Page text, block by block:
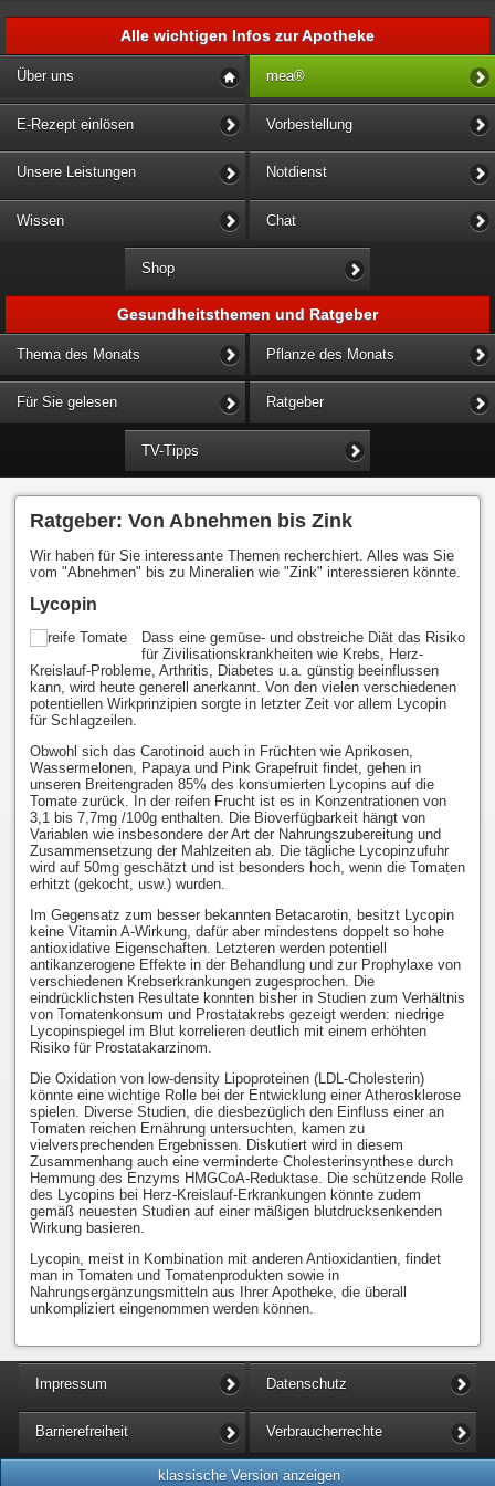
Alle wichtigen Infos zur Apotheke
Über uns mea®
E-Rezept einlösen Vorbestellung
Unsere Leistungen Notdienst
Wissen Chat
Shop
Gesundheitsthemen und Ratgeber
Thema des Monats Pflanze des Monats
Für Sie gelesen Ratgeber
TV-Tipps
Ratgeber: Von Abnehmen bis Zink
Wir haben für Sie interessante Themen recherchiert. Alles was Sie
vom "Abnehmen" bis zu Mineralien wie "Zink" interessieren könnte.
Lycopin
Dass eine gemüse- und obstreiche Diät das Risiko
für Zivilisationskrankheiten wie Krebs, Herz-
Kreislauf-Probleme, Arthritis, Diabetes u.a. günstig beeinflussen
kann, wird heute generell anerkannt. Von den vielen verschiedenen
potentiellen Wirkprinzipien sorgte in letzter Zeit vor allem Lycopin
für Schlagzeilen.
Obwohl sich das Carotinoid auch in Früchten wie Aprikosen,
Wassermelonen, Papaya und Pink Grapefruit findet, gehen in
unseren Breitengraden 85% des konsumierten Lycopins auf die
Tomate zurück. In der reifen Frucht ist es in Konzentrationen von
3,1 bis 7,7mg /100g enthalten. Die Bioverfügbarkeit hängt von
Variablen wie insbesondere der Art der Nahrungszubereitung und
Zusammensetzung der Mahlzeiten ab. Die tägliche Lycopinzufuhr
wird auf 50mg geschätzt und ist besonders hoch, wenn die Tomaten
erhitzt (gekocht, usw.) wurden.
Im Gegensatz zum besser bekannten Betacarotin, besitzt Lycopin
keine Vitamin A-Wirkung, dafür aber mindestens doppelt so hohe
antioxidative Eigenschaften. Letzteren werden potentiell
antikanzerogene Effekte in der Behandlung und zur Prophylaxe von
verschiedenen Krebserkrankungen zugesprochen. Die
eindrücklichsten Resultate konnten bisher in Studien zum Verhältnis
von Tomatenkonsum und Prostatakrebs gezeigt werden: niedrige
Lycopinspiegel im Blut korrelieren deutlich mit einem erhöhten
Risiko für Prostatakarzinom.
Die Oxidation von low-density Lipoproteinen (LDL-Cholesterin)
könnte eine wichtige Rolle bei der Entwicklung einer Atherosklerose
spielen. Diverse Studien, die diesbezüglich den Einfluss einer an
Tomaten reichen Ernährung untersuchten, kamen zu
vielversprechenden Ergebnissen. Diskutiert wird in diesem
Zusammenhang auch eine verminderte Cholesterinsynthese durch
Hemmung des Enzyms HMGCoA-Reduktase. Die schützende Rolle
des Lycopins bei Herz-Kreislauf-Erkrankungen könnte zudem
gemäß neuesten Studien auf einer mäßigen blutdrucksenkenden
Wirkung basieren.
Lycopin, meist in Kombination mit anderen Antioxidantien, findet
man in Tomaten und Tomatenprodukten sowie in
Nahrungsergänzungsmitteln aus Ihrer Apotheke, die überall
unkompliziert eingenommen werden können.
Impressum Datenschutz
Barrierefreiheit Verbraucherrechte
klassische Version anzeigen